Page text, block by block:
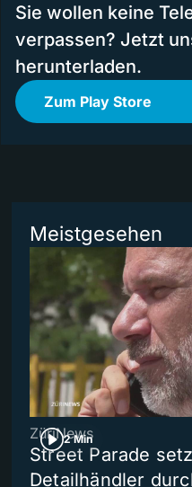
Sie wollen keine
verpassen? Jetzt
herunterladen.
Zum Play Store
Meistgesehen
2 Min
ZüriNews
Street Parade
Detailhändler